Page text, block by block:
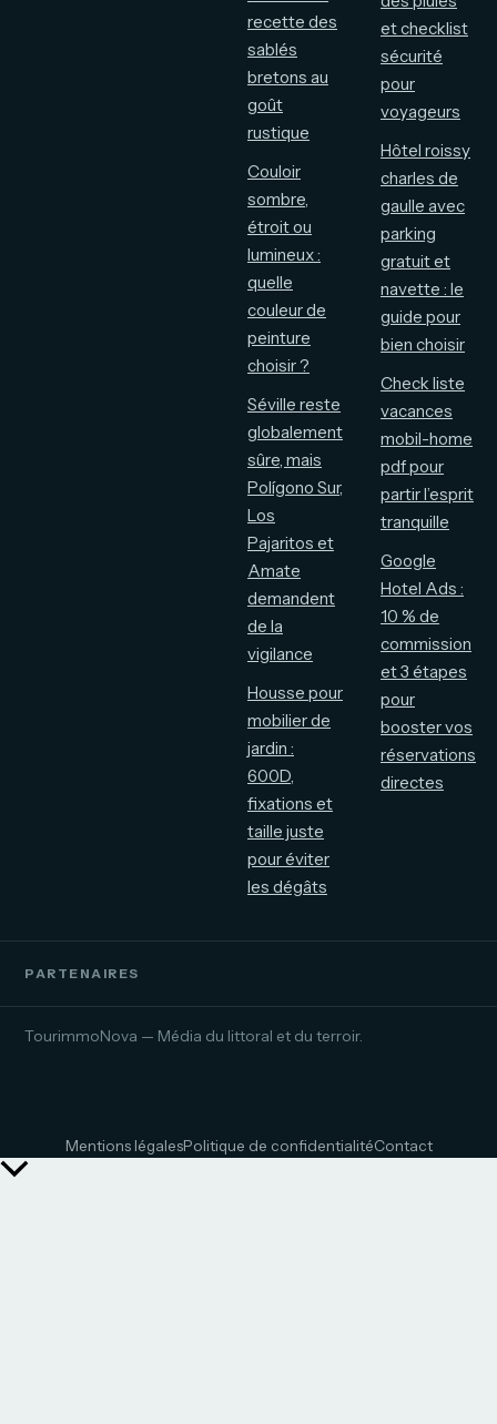
recette des
sablés
bretons au
goût
rustique
Couloir
sombre,
étroit ou
lumineux :
quelle
couleur de
peinture
choisir ?
Séville reste
globalement
sûre, mais
Polígono Sur,
Los
Pajaritos et
Amate
demandent
de la
vigilance
Housse pour
mobilier de
jardin :
600D,
fixations et
taille juste
pour éviter
les dégâts
et checklist
sécurité
pour
voyageurs
Hôtel roissy
charles de
gaulle avec
parking
gratuit et
navette : le
guide pour
bien choisir
Check liste
vacances
mobil-home
pdf pour
partir l’esprit
tranquille
Google
Hotel Ads :
10 % de
commission
et 3 étapes
pour
booster vos
réservations
directes
PARTENAIRES
TourimmoNova — Média du littoral et du terroir.
Mentions légalesPolitique de confidentialitéContact